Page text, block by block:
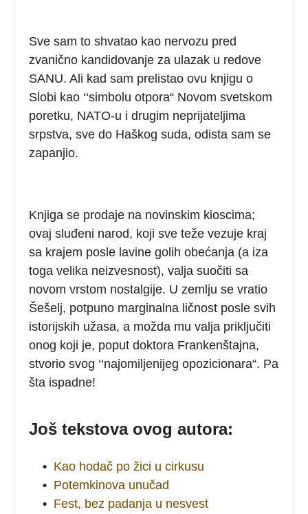
Sve sam to shvatao kao nervozu pred
zvanično kandidovanje za ulazak u redove
SANU. Ali kad sam prelistao ovu knjigu o
Slobi kao ‘‘simbolu otpora“ Novom svetskom
poretku, NATO-u i drugim neprijateljima
srpstva, sve do Haškog suda, odista sam se
zapanjio.
Knjiga se prodaje na novinskim kioscima;
ovaj sluđeni narod, koji sve teže vezuje kraj
sa krajem posle lavine golih obećanja (a iza
toga velika neizvesnost), valja suočiti sa
novom vrstom nostalgije. U zemlju se vratio
Šešelj, potpuno marginalna ličnost posle svih
istorijskih užasa, a možda mu valja priključiti
onog koji je, poput doktora Frankenštajna,
stvorio svog ‘‘najomiljenijeg opozicionara“. Pa
šta ispadne!
Još tekstova ovog autora:
• Kao hodač po žici u cirkusu
• Potemkinova unučad
• Fest, bez padanja u nesvest